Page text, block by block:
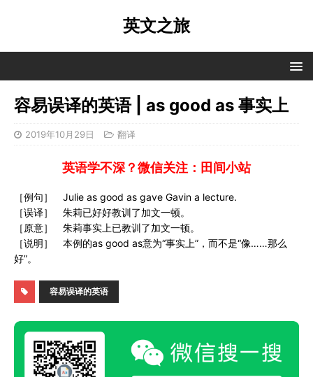
英文之旅
容易误译的英语 | as good as 事实上
2019年10月29日 翻译
英语学不深？微信关注：田间小站
［例句］ Julie as good as gave Gavin a lecture.
［误译］ 朱莉已好好教训了加文一顿。
［原意］ 朱莉事实上已教训了加文一顿。
［说明］ 本例的as good as意为“事实上”，而不是“像……那么
好”。
容易误译的英语